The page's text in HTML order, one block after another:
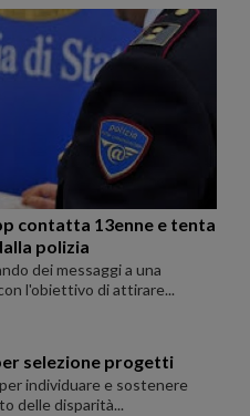
contatta 13enne e tenta
polizia
dei messaggi a una
l'obiettivo di attirare...
selezione progetti
individuare e sostenere
delle disparità...